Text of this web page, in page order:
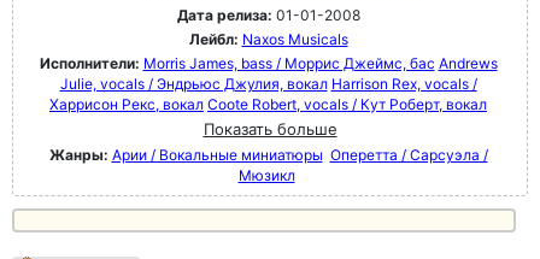
Дата релиза: 01-01-2008
Лейбл: Naxos Musicals
Исполнители: Morris James, bass / Моррис Джеймс, бас Andrews
Julie, vocals / Эндрьюс Джулия, вокал Harrison Rex, vocals /
Харрисон Рекс, вокал Coote Robert, vocals / Кут Роберт, вокал
Показать больше
Жанры: Арии / Вокальные миниатюры Оперетта / Сарсуэла /
Мюзикл